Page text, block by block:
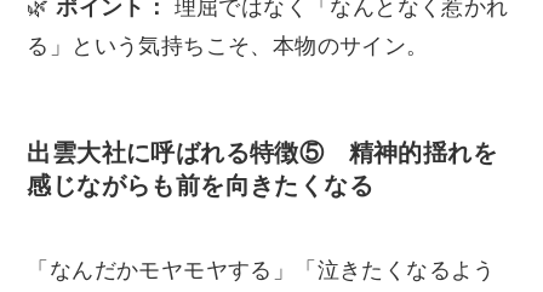
🌿ポイント：
理屈ではなく「なんとなく惹かれ
る」という気持ちこそ、本物のサイン。
出雲大社に呼ばれる特徴⑤ 精神的揺れを
感じながらも前を向きたくなる
「なんだかモヤモヤする」「泣きたくなるよう